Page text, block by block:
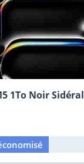
1To Noir Sidéral